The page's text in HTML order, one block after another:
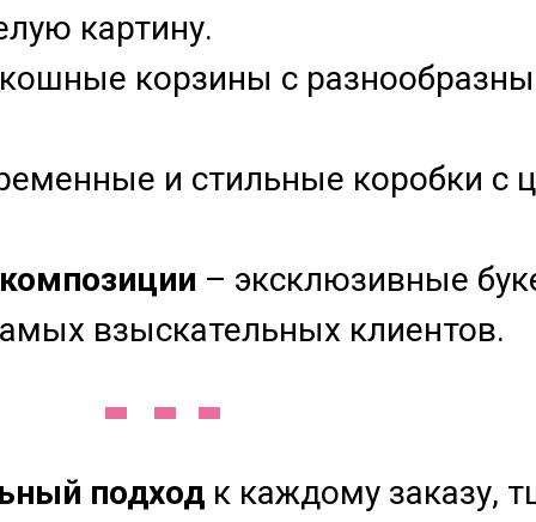
картину.
корзины с
и стильные коробки с
– эксклюзивные
взыскательных клиентов.
подход к каждому заказу,